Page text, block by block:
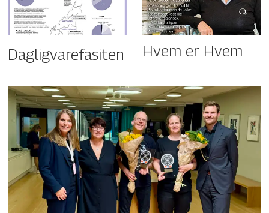
Dagligvarefasiten Hvem er Hvem